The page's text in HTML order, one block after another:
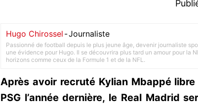
Hugo Chirossel -Journaliste
Passionné de football depuis le plus jeune âge, devenir journaliste
une évidence pour Hugo. Il se découvrira plus tard un amour pour la
horizons comme ceux de la Formule 1 et de la NFL.
Après avoir recruté Kylian Mbappé
PSG l’année dernière, le Real Madrid